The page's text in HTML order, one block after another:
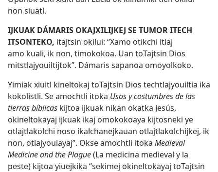
non siuatl.
IJKUAK DÁMARIS OKAJXILIJKEJ SE TUMOR ITECH
ITSONTEKO, itajtsin okilui: “Xamo otikchi itlaj
amo kuali, ik non, timokokoa. Uan toTajtsin Dios
mitstlajyouiltijtok”. Dámaris sapanoa omoyolkoko.
Yimiak xiuitl kineltokaj toTajtsin Dios techtlajyouiltia ika
kokolistli. Se amochtli itoka Usos y costumbres de las
tierras bíblicas kijtoa ijkuak nikan okatka Jesús,
okineltokayaj ijkuak ikaj omokokoaya kijtosneki ye
otlajtlakolchi noso ikalchanejkauan otlajtlakolchijkej, ik
non, otlajyouiayaj”. Okse amochtli itoka Medieval
Medicine and the Plague(La medicina medieval y la
peste) kijtoa yiuejkika “sekimej okineltokayaj toTajtsin